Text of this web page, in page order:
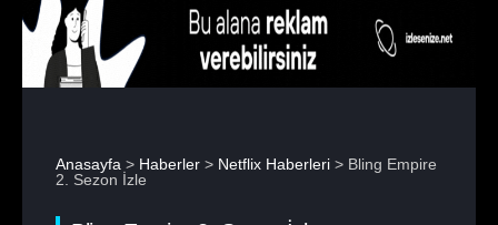
Anasayfa > Haberler > Netflix Haberleri > Bling Empire
2. Sezon İzle